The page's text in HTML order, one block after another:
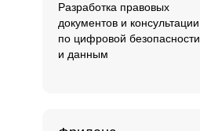
Разработка правовых
документов и консультации
по цифровой безопасности
и данным